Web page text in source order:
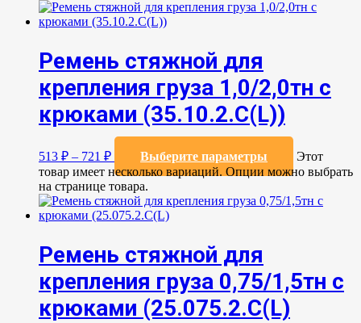
Ремень стяжной для
крепления груза 1,0/2,0тн с
крюками (35.10.2.C(L))
513 ₽ – 721 ₽ Выберите параметры
Этот
товар имеет несколько вариаций. Опции можно выбрать
на странице товара.
Ремень стяжной для
крепления груза 0,75/1,5тн с
крюками (25.075.2.C(L)